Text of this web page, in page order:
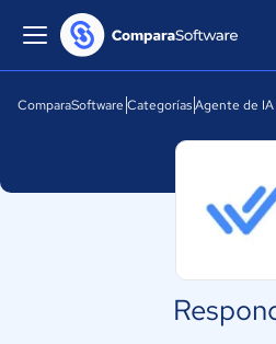
ComparaSoftware CategoríasAgente de IA